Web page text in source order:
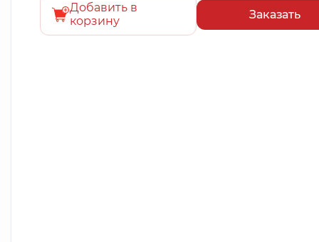
Добавить в
корзину
Заказать